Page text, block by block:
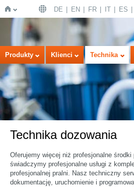
Strona
główna
DE EN FR IT ES
Produkty Klienci Technika
Technika dozowania
Oferujemy więcej niż profesjonalne
świadczymy profesjonalne usługi z
profesjonalnej pralni. Nasz techniczny
dokumentację, uruchomienie i